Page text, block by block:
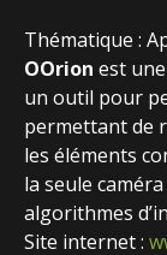
Thématique :
OOrion est
un outil pour
permettant de
les éléments
la seule
algorithmes
Site internet :